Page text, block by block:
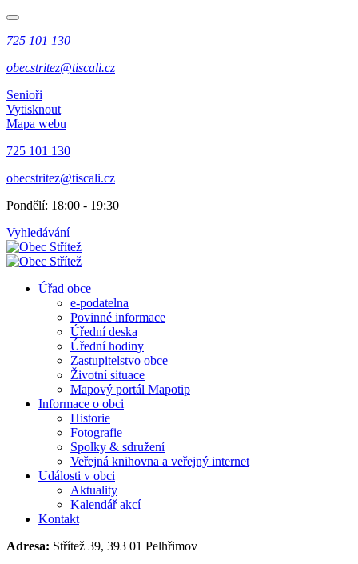
725 101 130
obecstritez@tiscali.cz
Senioři
Vytisknout
Mapa webu
725 101 130
obecstritez@tiscali.cz
Pondělí: 18:00 - 19:30
Vyhledávání
Úřad obce
e-podatelna
Povinné informace
Úřední deska
Úřední hodiny
Zastupitelstvo obce
Životní situace
Mapový portál Mapotip
Informace o obci
Historie
Fotografie
Spolky & sdružení
Veřejná knihovna a veřejný internet
Události v obci
Aktuality
Kalendář akcí
Kontakt
Adresa: Střítež 39, 393 01 Pelhřimov